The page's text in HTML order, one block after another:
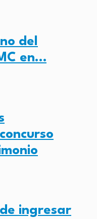
del
en…
ingresar